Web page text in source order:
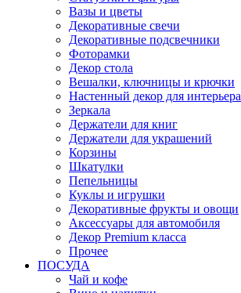
Вазы и цветы
Декоративные свечи
Декоративные подсвечники
Фоторамки
Декор стола
Вешалки, ключницы и крючки
Настенный декор для интерьера
Зеркала
Держатели для книг
Держатели для украшений
Корзины
Шкатулки
Пепельницы
Куклы и игрушки
Декоративные фрукты и овощи
Аксессуары для автомобиля
Декор Premium класса
Прочее
ПОСУДА
Чай и кофе